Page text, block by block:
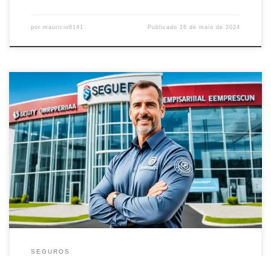
por mauricio6141 Publicado 16 de maio de 2024
Proteja seu patrimônio com o seguro empresarial ideal para as
necessidades da sua empresa. Cobertura completa e planos
personalizados para garantir a tranquilidade do seu negócio.
SEGUROS